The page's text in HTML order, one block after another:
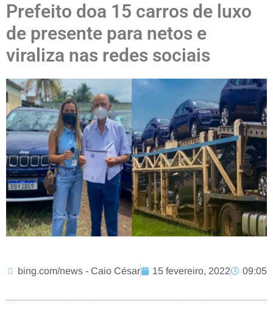
Prefeito doa 15 carros de luxo
de presente para netos e
viraliza nas redes sociais
bing.com/news - Caio César 15 fevereiro, 2022 09:05